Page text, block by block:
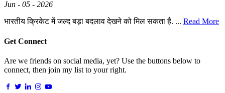
Jun - 05 - 2026
भारतीय क्रिकेट में जल्द बड़ा बदलाव देखने को मिल सकता है. ... Read More
Get Connect
Are we friends on social media, yet? Use the buttons below to
connect, then join my list to your right.